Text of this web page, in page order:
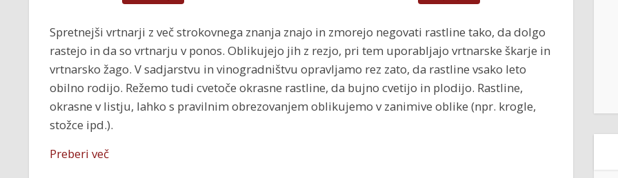
Spretnejši vrtnarji z več strokovnega znanja znajo in zmorejo negovati rastline tako, da dolgo
rastejo in da so vrtnarju v ponos. Oblikujejo jih z rezjo, pri tem uporabljajo vrtnarske škarje in
vrtnarsko žago. V sadjarstvu in vinogradništvu opravljamo rez zato, da rastline vsako leto
obilno rodijo. Režemo tudi cvetoče okrasne rastline, da bujno cvetijo in plodijo. Rastline,
okrasne v listju, lahko s pravilnim obrezovanjem oblikujemo v zanimive oblike (npr. krogle,
stožce ipd.).
Preberi več